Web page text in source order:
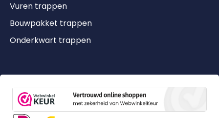
Vuren trappen
Bouwpakket trappen
Onderkwart trappen